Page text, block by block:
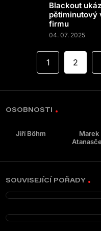
Blackout
pětiminutový
firmu
04. 07. 2025
1 2
OSOBNOSTI
Jiří Böhm
Marek
SOUVISEJÍCÍ POŘADY